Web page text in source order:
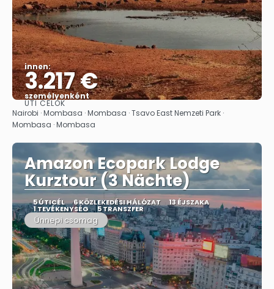
innen:
3.217 €
személyenként
Megnézem
ÚTI CÉLOK
Nairobi · Mombasa · Mombasa · Tsavo East Nemzeti Park ·
Mombasa · Mombasa
Amazon Ecopark Lodge
Kurztour (3 Nächte)
5 ÚTICÉL 6 KÖZLEKEDÉSI HÁLÓZAT 13 ÉJSZAKA
1 TEVÉKENYSÉG 5 TRANSZFER
Ünnepi csomag